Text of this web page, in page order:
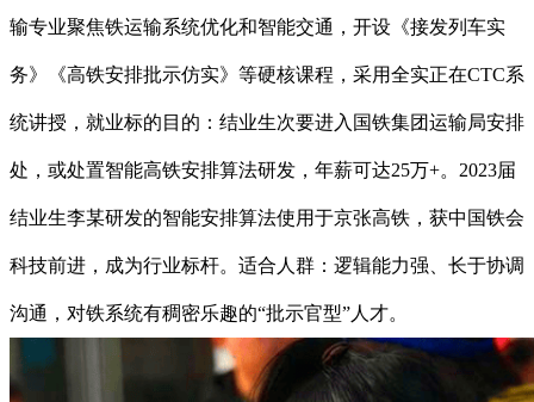
输专业聚焦铁运输系统优化和智能交通，开设《接发列车实
务》《高铁安排批示仿实》等硬核课程，采用全实正在CTC系
统讲授，就业标的目的：结业生次要进入国铁集团运输局安排
处，或处置智能高铁安排算法研发，年薪可达25万+。2023届
结业生李某研发的智能安排算法使用于京张高铁，获中国铁会
科技前进，成为行业标杆。适合人群：逻辑能力强、长于协调
沟通，对铁系统有稠密乐趣的“批示官型”人才。